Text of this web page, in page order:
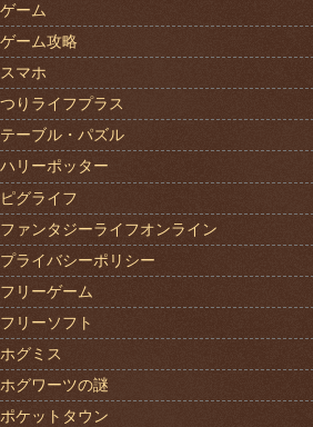
ゲーム
ゲーム攻略
スマホ
つりライフプラス
テーブル・パズル
ハリーポッター
ピグライフ
ファンタジーライフオンライン
プライバシーポリシー
フリーゲーム
フリーソフト
ホグミス
ホグワーツの謎
ポケットタウン